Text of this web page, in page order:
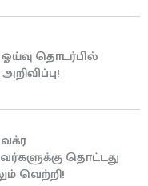
தொடர்பில்
வக்ர
தொட்டது
வெற்றி!